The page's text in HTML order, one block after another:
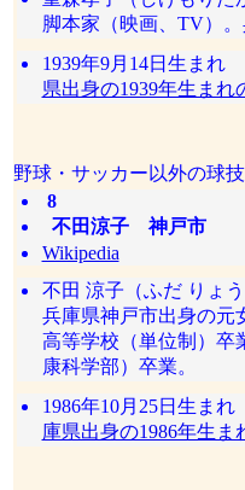
脚本家（映画、TV）。
1939年9月14日生まれ
県出身の1939年生まれ
野球・サッカー以外の球技
8
不田涼子 神戸市
Wikipedia
不田 涼子（ふだ りょう
兵庫県神戸市出身の元
高等学校（単位制）卒
康科学部）卒業。
1986年10月25日生ま
庫県出身の1986年生ま